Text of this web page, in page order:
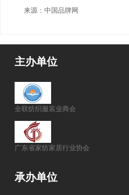
来源：中国品牌网
主办单位
全联纺织服装业商会
广东省家纺家居行业协会
承办单位